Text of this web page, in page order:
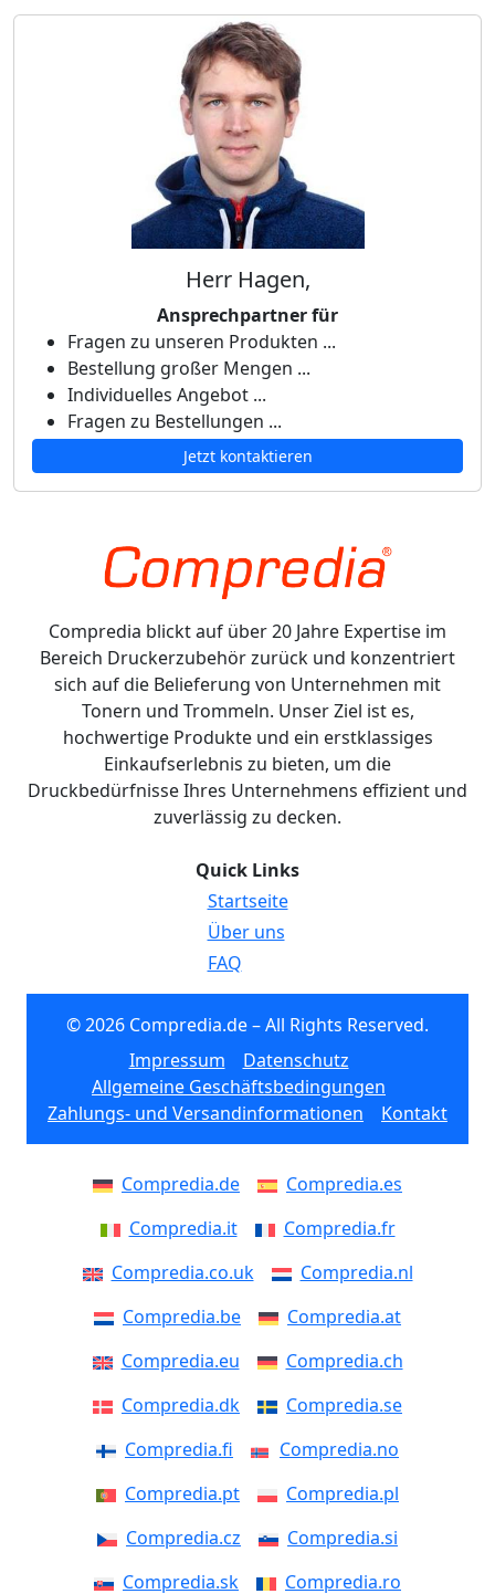
Herr Hagen,
Ansprechpartner für
Fragen zu unseren Produkten ...
Bestellung großer Mengen ...
Individuelles Angebot ...
Fragen zu Bestellungen ...
Jetzt kontaktieren
Compredia blickt auf über 20 Jahre Expertise im
Bereich Druckerzubehör zurück und konzentriert
sich auf die Belieferung von Unternehmen mit
Tonern und Trommeln. Unser Ziel ist es,
hochwertige Produkte und ein erstklassiges
Einkaufserlebnis zu bieten, um die
Druckbedürfnisse Ihres Unternehmens effizient und
zuverlässig zu decken.
Quick Links
Startseite
Über uns
FAQ
© 2026 Compredia.de – All Rights Reserved.
Impressum
Datenschutz
Allgemeine Geschäftsbedingungen
Zahlungs- und Versandinformationen
Kontakt
Compredia.de
Compredia.es
Compredia.it
Compredia.fr
Compredia.co.uk
Compredia.nl
Compredia.be
Compredia.at
Compredia.eu
Compredia.ch
Compredia.dk
Compredia.se
Compredia.fi
Compredia.no
Compredia.pt
Compredia.pl
Compredia.cz
Compredia.si
Compredia.sk
Compredia.ro